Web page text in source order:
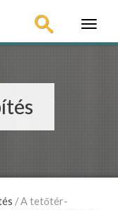
/A tetőtér-